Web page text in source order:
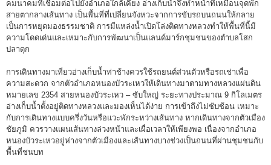
คมนาคมที่เชื่อมต่อไปยังอำเภอใกล้เคียง อ่างเก็บน้ำจึงทำหน้าที่เหมือนจุดพัก
สายตากลางเส้นทาง เป็นพื้นที่ที่เปลี่ยนจังหวะจากการขับรถบนถนนให้กลาย
เป็นการหยุดมองธรรมชาติ การมีแหล่งน้ำเปิดโล่งติดทางหลวงทำให้พื้นที่นี้มี
ความโดดเด่นและเหมาะกับการพัฒนาเป็นแลนด์มาร์กชุมชนของตำบลโสก
ปลาดุก
การเดินทางมาเที่ยวอ่างเก็บน้ำท่าช้างควรใช้รถยนต์ส่วนตัวหรือรถเช่าเพื่อ
ความสะดวก จากตัวอำเภอหนองบัวระเหวให้เดินทางมาตามทางหลวงแผ่นดิน
หมายเลข 2354 สายหนองบัวระเหว – ซับใหญ่ ระยะทางประมาณ 9 กิโลเมตร
อ่างเก็บน้ำตั้งอยู่ติดทางหลวงและมองเห็นได้ง่าย การเข้าถึงไม่ซับซ้อน เหมาะ
กับการเดินทางแบบครึ่งวันหรือแวะพักระหว่างเส้นทาง หากเดินทางจากตัวเมือง
ชัยภูมิ ควรวางแผนเส้นทางล่วงหน้าและเผื่อเวลาให้เพียงพอ เนื่องจากอำเภอ
หนองบัวระเหวอยู่ห่างจากตัวเมืองและเส้นทางบางช่วงเป็นถนนที่ผ่านชุมชนกับ
พื้นที่ชนบท